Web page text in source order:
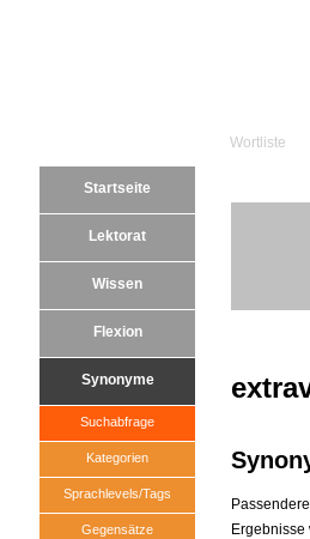
Wortliste
Startseite
Lektorat
Wissen
Flexion
Synonyme
Suchabfrage
Kategorien
Sprachlevels/Tags
Gegensätze
Ergebnisse